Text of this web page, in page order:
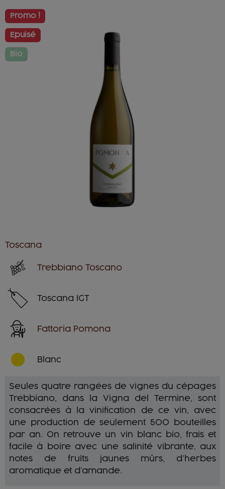
Promo !
Epuisé
Bio
Toscana
Trebbiano Toscano
Toscana IGT
Fattoria Pomona
Blanc
Seules quatre rangées de vignes du cépages
Trebbiano, dans la Vigna del Termine, sont
consacrées à la vinification de ce vin, avec
une production de seulement 500 bouteilles
par an. On retrouve un vin blanc bio, frais et
facile à boire avec une salinité vibrante, aux
notes de fruits jaunes mûrs, d’herbes
aromatique et d’amande.